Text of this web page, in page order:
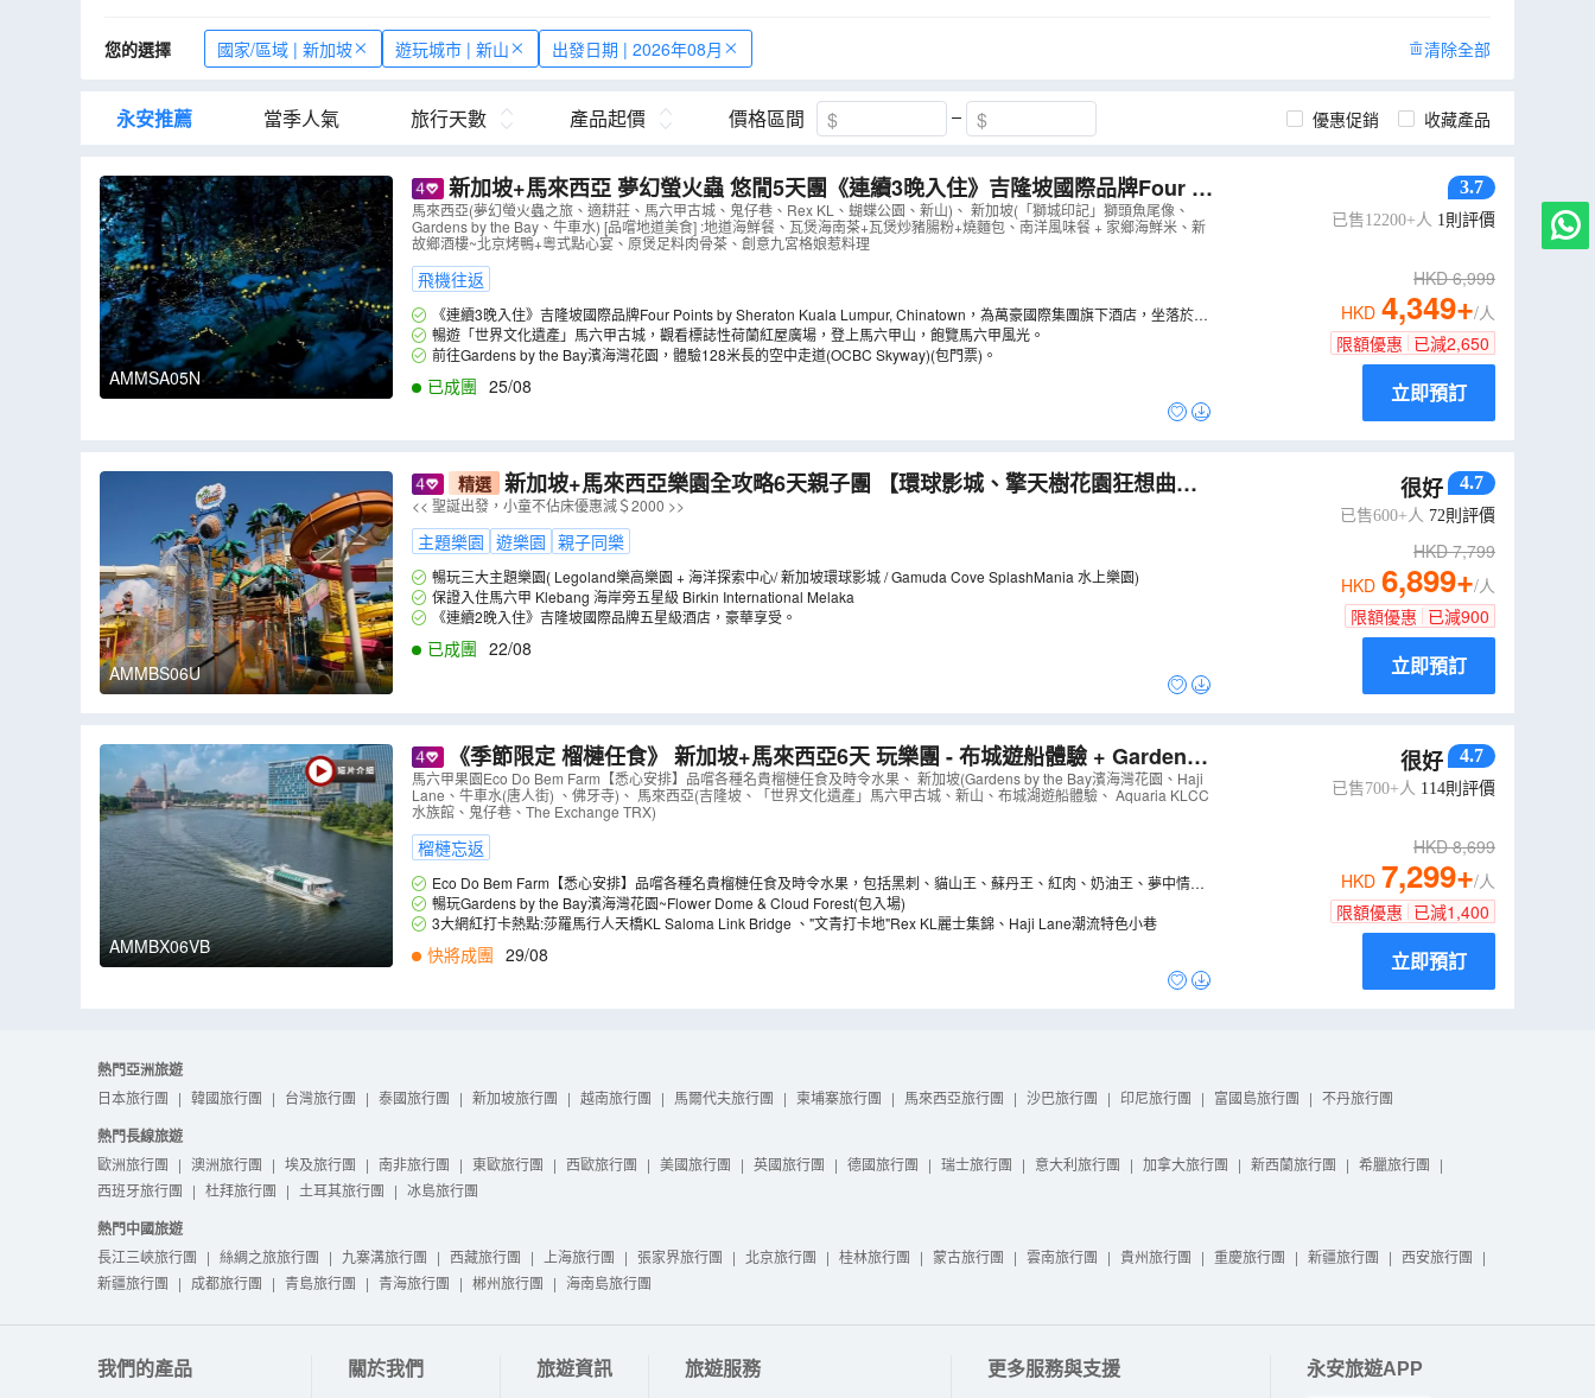
您的選擇 國家/區域 | 新加坡 遊玩城市 | 新山 出發日期 | 2026年08月 清除全部
永安推薦 當季人氣 旅行天數 產品起價 價格區間 優惠促銷 收藏產品
AMMSA05N
新加坡+馬來西亞 夢幻螢火蟲 悠閒5天團《連續3晚入住》吉隆坡國際品牌Four P
oints by Sheraton Kuala Lumpur, Chinatown（AMMSA05N）
馬來西亞(夢幻螢火蟲之旅、適耕莊、馬六甲古城、鬼仔巷、Rex KL、蝴蝶公園、新山)、 新加坡(「獅城印記」獅頭魚尾像、
Gardens by the Bay、牛車水) [品嚐地道美食] :地道海鮮餐、瓦煲海南茶+瓦煲炒豬腸粉+燒麵包、南洋風味餐 + 家鄉海鮮米、新
故鄉酒樓~北京烤鴨+粵式點心宴、原煲足料肉骨茶、創意九宮格娘惹料理
飛機往返
《連續3晚入住》吉隆坡國際品牌Four Points by Sheraton Kuala Lumpur, Chinatown，為萬豪國際集團旗下酒店，坐落於吉
隆坡充滿歷史底蘊與人文氣息的茨廠街（Chinatown）核心地帶，地理位置優越，步行即可探索豐富的歷史建築與新潮小店，包
括茨廠街、鬼仔巷、中央藝術坊等購買傳統工藝品和紀念品的絕佳去處。
暢遊「世界文化遺產」馬六甲古城，觀看標誌性荷蘭紅屋廣場，登上馬六甲山，飽覽馬六甲風光。
前往Gardens by the Bay濱海灣花園，體驗128米長的空中走道(OCBC Skyway)(包門票)。
已成團 25/08
3.7
已售12200+人 1則評價
HKD6,999
HKD 4,349+/人
限額優惠 已減2,650
立即預訂
AMMBS06U
精選 新加坡+馬來西亞樂園全攻略6天親子團 【環球影城、擎天樹花園狂想曲燈
光Show、Legoland樂高樂園、全新水上樂園 Gamuda Cove SplashMania】
MBS06U）
<< 聖誕出發，小童不佔床優惠減＄2000 >>
主題樂園 遊樂園 親子同樂
暢玩三大主題樂園( Legoland樂高樂園 + 海洋探索中心/ 新加坡環球影城 / Gamuda Cove SplashMania 水上樂園)
保證入住馬六甲 Klebang 海岸旁五星級 Birkin International Melaka
《連續2晚入住》吉隆坡國際品牌五星級酒店，豪華享受。
已成團 22/08
很好 4.7
已售600+人 72則評價
HKD7,799
HKD 6,899+/人
限額優惠 已減900
立即預訂
AMMBX06VB
《季節限定 榴槤任食》 新加坡+馬來西亞6天 玩樂團 - 布城遊船體驗 + Gardens
by the Bay濱海灣花園 + Aquaria KLCC水族館（AMMBX06VB）
馬六甲果園Eco Do Bem Farm【悉心安排】品嚐各種名貴榴槤任食及時令水果、 新加坡(Gardens by the Bay濱海灣花園、Haji
Lane、牛車水(唐人街) 、佛牙寺)、 馬來西亞(吉隆坡、「世界文化遺產」馬六甲古城、新山、布城湖遊船體驗、 Aquaria KLCC
水族館、鬼仔巷、The Exchange TRX)
榴槤忘返
Eco Do Bem Farm【悉心安排】品嚐各種名貴榴槤任食及時令水果，包括黑刺、貓山王、蘇丹王、紅肉、奶油王、夢中情
人、XO、葫蘆等
暢玩Gardens by the Bay濱海灣花園~Flower Dome & Cloud Forest(包入場)
3大網紅打卡熱點:莎羅馬行人天橋KL Saloma Link Bridge 、"文青打卡地"Rex KL麗士集錦、Haji Lane潮流特色小巷
快將成團 29/08
很好 4.7
已售700+人 114則評價
HKD8,699
HKD 7,299+/人
限額優惠 已減1,400
立即預訂
熱門亞洲旅遊
日本旅行團 | 韓國旅行團 | 台灣旅行團 | 泰國旅行團 | 新加坡旅行團 | 越南旅行團 | 馬爾代夫旅行團 | 柬埔寨旅行團 | 馬來西亞旅行團 | 沙巴旅行團 | 印尼旅行團 | 富國島旅行團 | 不丹旅行團
熱門長線旅遊
歐洲旅行團 | 澳洲旅行團 | 埃及旅行團 | 南非旅行團 | 東歐旅行團 | 西歐旅行團 | 美國旅行團 | 英國旅行團 | 德國旅行團 | 瑞士旅行團 | 意大利旅行團 | 加拿大旅行團 | 新西蘭旅行團 | 希臘旅行團 |
西班牙旅行團 | 杜拜旅行團 | 土耳其旅行團 | 冰島旅行團
熱門中國旅遊
長江三峽旅行團 | 絲綢之旅旅行團 | 九寨溝旅行團 | 西藏旅行團 | 上海旅行團 | 張家界旅行團 | 北京旅行團 | 桂林旅行團 | 蒙古旅行團 | 雲南旅行團 | 貴州旅行團 | 重慶旅行團 | 新疆旅行團 | 西安旅行團 |
新疆旅行團 | 成都旅行團 | 青島旅行團 | 青海旅行團 | 郴州旅行團 | 海南島旅行團
我們的產品 關於我們 旅遊資訊 旅遊服務 更多服務與支援 永安旅遊APP